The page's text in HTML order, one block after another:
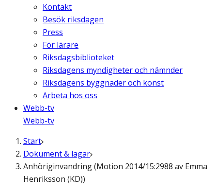
Kontakt
Besök riksdagen
Press
För lärare
Riksdagsbiblioteket
Riksdagens myndigheter och nämnder
Riksdagens byggnader och konst
Arbeta hos oss
Webb-tv
Webb-tv
Start
Dokument & lagar
Anhöriginvandring (Motion 2014/15:2988 av Emma
Henriksson (KD))